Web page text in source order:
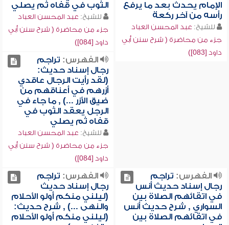
الإمام يحدث بعد ما يرفع
رأسه من آخر ركعة
للشيخ: عبد المحسن العباد
جزء من محاضرة ( شرح سنن أبي
داود [083])
الثوب في قفاه ثم يصلي
للشيخ: عبد المحسن العباد
جزء من محاضرة ( شرح سنن أبي
داود [084])
الفهرس: تراجم
رجال إسناد حديث:
(لقد رأيت الرجال عاقدي
أزرهم في أعناقهم من
ضيق الأزر ...) , ما جاء في
الرجل يعقد الثوب في
قفاه ثم يصلي
للشيخ: عبد المحسن العباد
جزء من محاضرة ( شرح سنن أبي
داود [084])
الفهرس: تراجم
رجال إسناد حديث أنس
في اتقائهم الصلاة بين
السواري , شرح حديث أنس
في اتقائهم الصلاة بين
الفهرس: تراجم
رجال إسناد حديث
(ليلني منكم أولو الأحلام
والنهى ...) , شرح حديث:
(ليلني منكم أولو الأحلام